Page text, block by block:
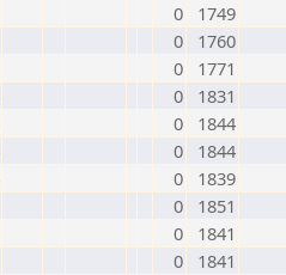
0
1749
0
1760
0
1771
0
1831
0
1844
0
1844
0
1839
0
1851
0
1841
0
1841